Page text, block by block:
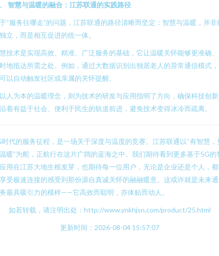
智慧与温暖的融合：江苏联通的实践路径
“服务往哪走”的问题，江苏联通的路径清晰而坚定：智慧与温暖，并非
立，而是相互促进的统一体。
技术是实现高效、精准、广泛服务的基础，它让温暖关怀能够更准确
地抵达所需之处。例如，通过大数据识别出独居老人的异常通信模式
以自动触发社区或亲属的关怀提醒。
人为本的温暖理念，则为技术的研发与应用指明了方向，确保科技创
着有益于社会、便利于民生的轨道前进，避免技术变得冰冷而疏离。
时代的服务征程，是一场关于深度与温度的竞赛。江苏联通以“有智慧，
暖”为舵，正航行在这片广阔的蓝海之中。我们期待看到更多基于5G的
用在江苏大地生根发芽，也期待每一位用户，无论是企业还是个人，
受极速连接的感受到那份源自真诚关怀的融融暖意。这或许就是未来
最具吸引力的模样——它高效而聪明，亦体贴而动人。
如若转载，请注明出处：http://www.ynkhjsn.com/product/25.html
更新时间：2026-08-04 15:57:07